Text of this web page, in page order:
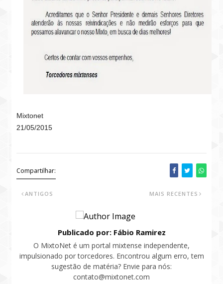
Mixtonet
21/05/2015
Compartilhar:
MAIS RECENTES
ANTIGOS
Publicado por: Fábio Ramirez
O MixtoNet é um portal mixtense independente,
impulsionado por torcedores. Encontrou algum erro, tem
sugestão de matéria? Envie para nós:
contato@mixtonet.com